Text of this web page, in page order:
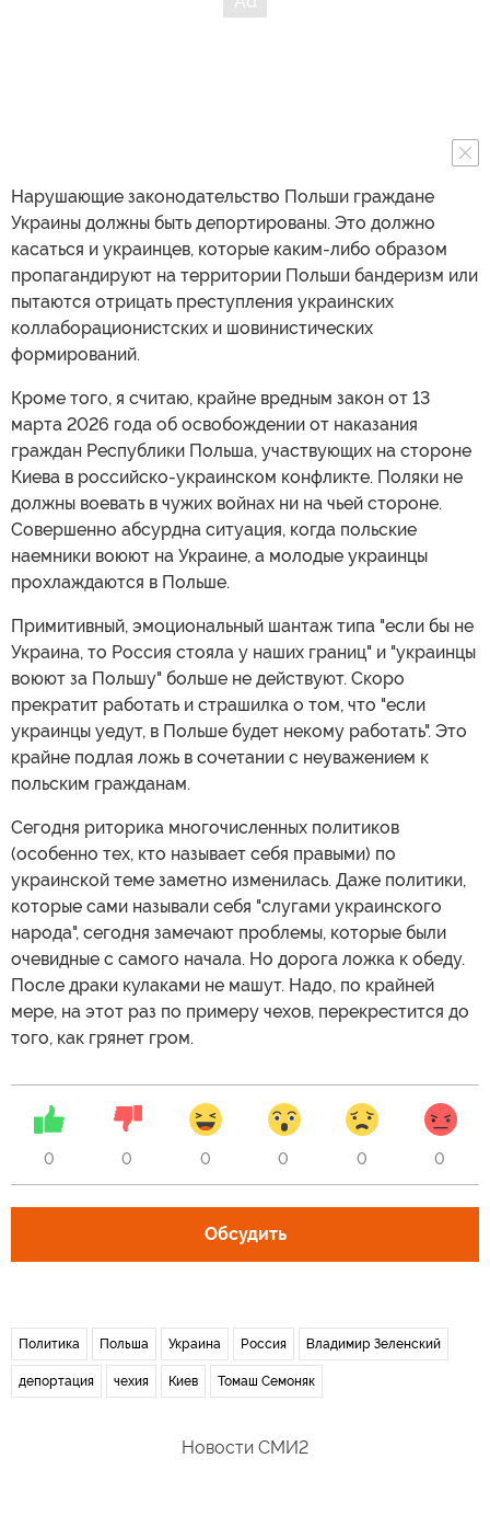
Нарушающие законодательство Польши граждане
Украины должны быть депортированы. Это должно
касаться и украинцев, которые каким-либо образом
пропагандируют на территории Польши бандеризм или
пытаются отрицать преступления украинских
коллаборационистских и шовинистических
формирований.
Кроме того, я считаю, крайне вредным закон от 13
марта 2026 года об освобождении от наказания
граждан Республики Польша, участвующих на стороне
Киева в российско-украинском конфликте. Поляки не
должны воевать в чужих войнах ни на чьей стороне.
Совершенно абсурдна ситуация, когда польские
наемники воюют на Украине, а молодые украинцы
прохлаждаются в Польше.
Примитивный, эмоциональный шантаж типа "если бы не
Украина, то Россия стояла у наших границ" и "украинцы
воюют за Польшу" больше не действуют. Скоро
прекратит работать и страшилка о том, что "если
украинцы уедут, в Польше будет некому работать". Это
крайне подлая ложь в сочетании с неуважением к
польским гражданам.
Сегодня риторика многочисленных политиков
(особенно тех, кто называет себя правыми) по
украинской теме заметно изменилась. Даже политики,
которые сами называли себя "слугами украинского
народа", сегодня замечают проблемы, которые были
очевидные с самого начала. Но дорога ложка к обеду.
После драки кулаками не машут. Надо, по крайней
мере, на этот раз по примеру чехов, перекрестится до
того, как грянет гром.
0 0 0 0 0 0
Обсудить
Политика Польша Украина Россия Владимир Зеленский
депортация чехия Киев Томаш Семоняк
Новости СМИ2